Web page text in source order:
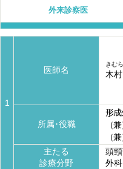
外来診察医
1
医師名
きむ
木
所属･役職
形成
（
（
主たる
診療分野
頭
外科